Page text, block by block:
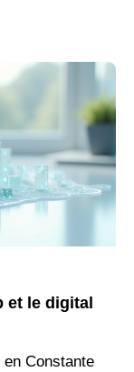
et le digital
en Constante